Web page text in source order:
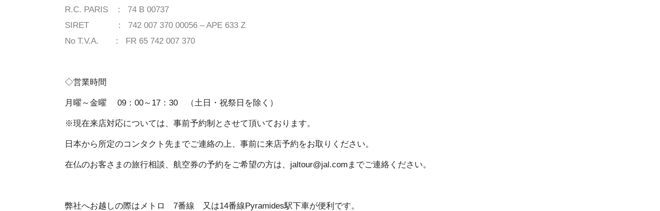
R.C. PARIS : 74 B 00737
SIRET : 742 007 370 00056 – APE 633 Z
No T.V.A. : FR 65 742 007 370
◇営業時間
月曜～金曜 09：00～17：30 （土日・祝祭日を除く）
※現在来店対応については、事前予約制とさせて頂いております。
日本から所定のコンタクト先までご連絡の上、事前に来店予約をお取りください。
在仏のお客さまの旅行相談、航空券の予約をご希望の方は、jaltour@jal.comまでご連絡ください。
弊社へお越しの際はメトロ 7番線 又は14番線Pyramides駅下車が便利です。